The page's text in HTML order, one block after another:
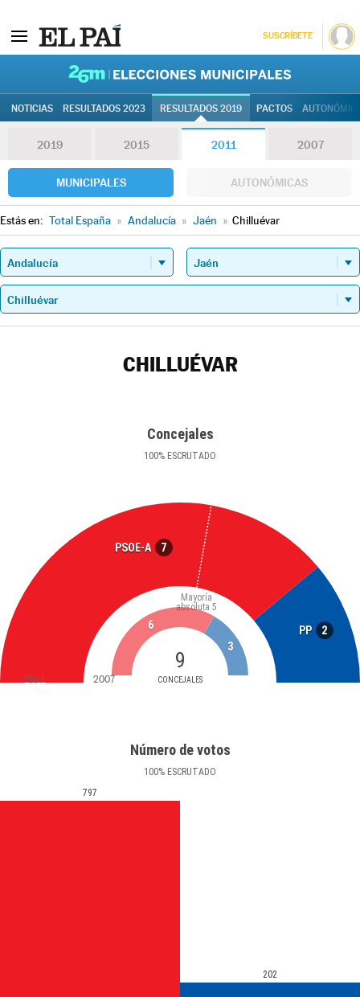
SUSCRÍBETE
NOTICIAS RESULTADOS 2023 RESULTADOS 2019 PACTOS
2019 2015 2011 2007
MUNICIPALES AUTONÓMICAS
Estás en: Total España » Andalucía » Jaén » Chilluévar
CHILLUÉVAR
Concejales
100% ESCRUTADO
PSOE-A 7
PP 2
9
CONCEJALES
Mayoría
absoluta 5
6
3
2011 2007
Número de votos
100% ESCRUTADO
797
202